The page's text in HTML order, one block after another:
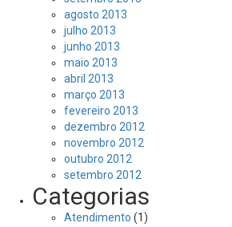
agosto 2013
julho 2013
junho 2013
maio 2013
abril 2013
março 2013
fevereiro 2013
dezembro 2012
novembro 2012
outubro 2012
setembro 2012
Categorias
Atendimento (1)